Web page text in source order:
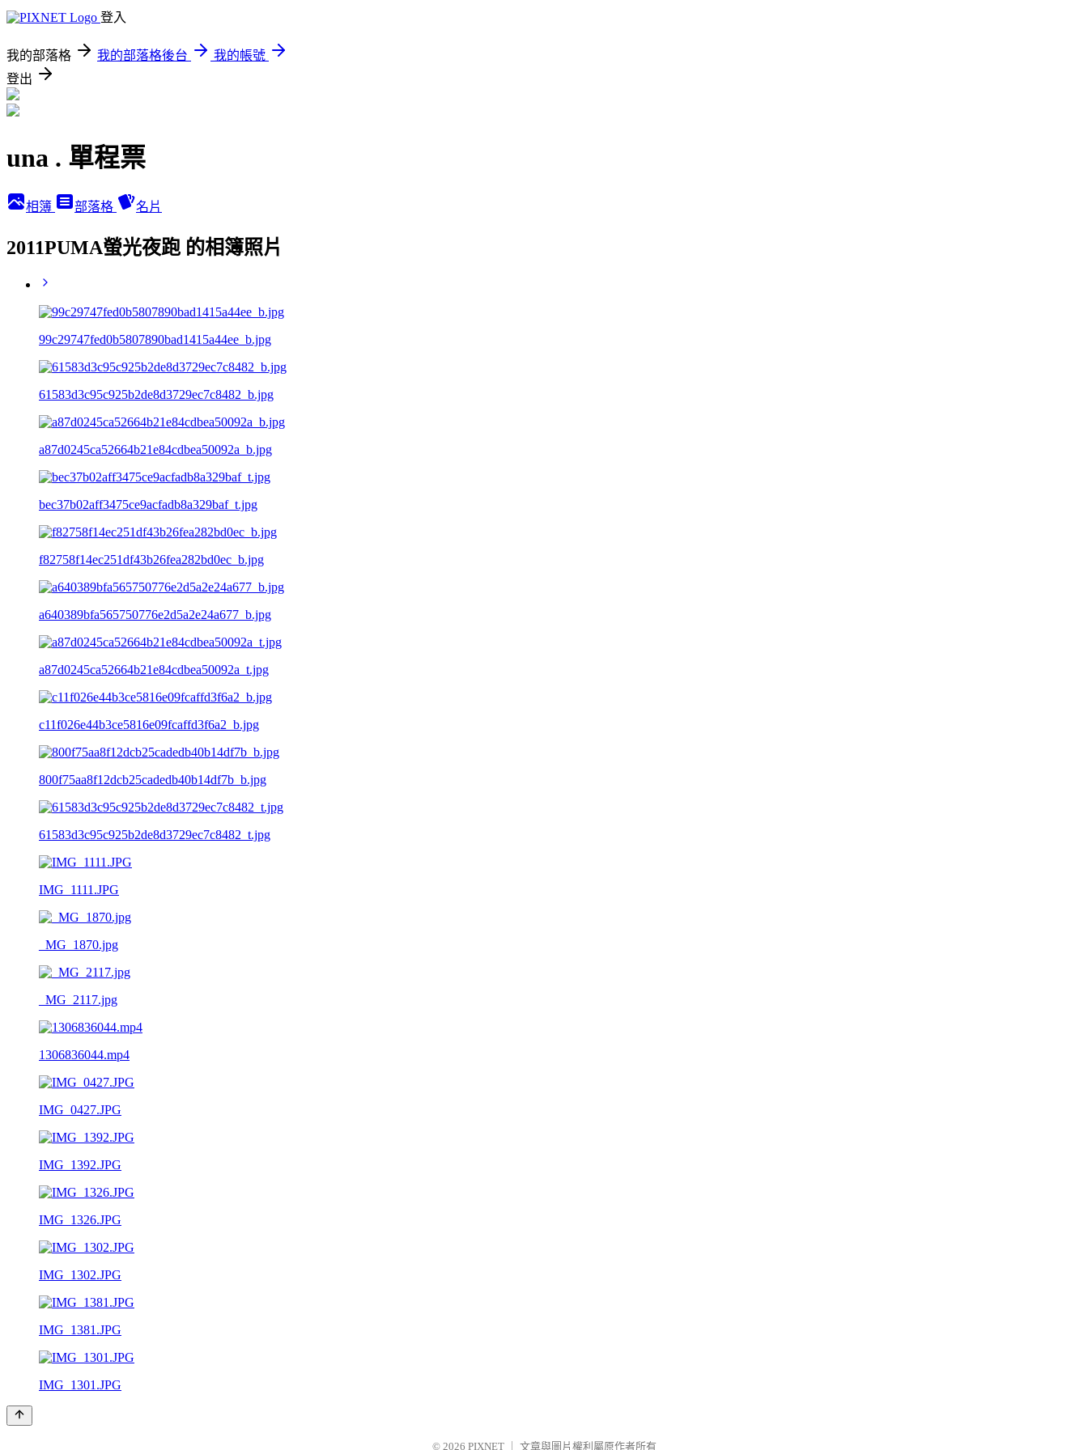
登入
我的部落格 我的部落格後台
我的帳號
登出
una . 單程票
相簿 部落格 名片
2011PUMA螢光夜跑 的相簿照片
99c29747fed0b5807890bad1415a44ee_b.jpg
61583d3c95c925b2de8d3729ec7c8482_b.jpg
a87d0245ca52664b21e84cdbea50092a_b.jpg
bec37b02aff3475ce9acfadb8a329baf_t.jpg
f82758f14ec251df43b26fea282bd0ec_b.jpg
a640389bfa565750776e2d5a2e24a677_b.jpg
a87d0245ca52664b21e84cdbea50092a_t.jpg
c11f026e44b3ce5816e09fcaffd3f6a2_b.jpg
800f75aa8f12dcb25cadedb40b14df7b_b.jpg
61583d3c95c925b2de8d3729ec7c8482_t.jpg
IMG_1111.JPG
_MG_1870.jpg
_MG_2117.jpg
1306836044.mp4
IMG_0427.JPG
IMG_1392.JPG
IMG_1326.JPG
IMG_1302.JPG
IMG_1381.JPG
IMG_1301.JPG
© 2026 PIXNET 文章與圖片權利屬原作者所有